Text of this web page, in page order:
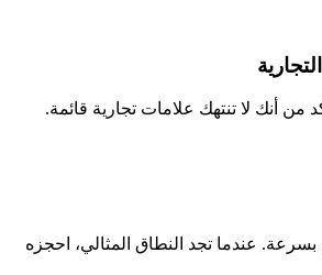
من أنك لا تنتهك علامات تجارية قائمة.
عندما تجد النطاق المثالي، احجزه